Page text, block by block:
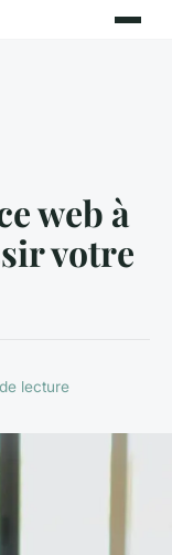
web à
votre
lecture